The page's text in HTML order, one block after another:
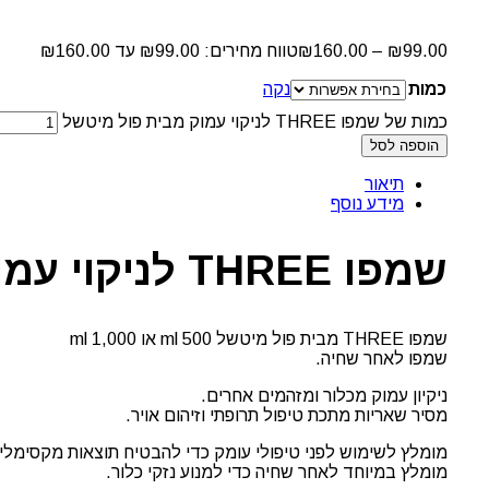
₪99.00
–
₪160.00 טווח מחירים: ⁦₪99.00⁩ עד ⁦₪160.00⁩
כמות
נקה
כמות של שמפו THREE לניקוי עמוק מבית פול מיטשל
הוספה לסל
תיאור
מידע נוסף
שמפו THREE לניקוי עמוק מבית פול מיטשל
שמפו THREE מבית פול מיטשל 500 ml או 1,000 ml
שמפו לאחר שחיה.
ניקיון עמוק מכלור ומזהמים אחרים.
מסיר שאריות מתכת טיפול תרופתי וזיהום אויר.
מומלץ לשימוש לפני טיפולי עומק כדי להבטיח תוצאות
מומלץ במיוחד לאחר שחיה כדי למנוע נזקי כלור.